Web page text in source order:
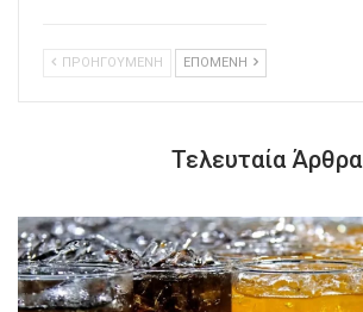
ΠΡΟΗΓΟΥΜΕΝΗ ΕΠΟΜΕΝΗ
Τελευταία Άρθρα